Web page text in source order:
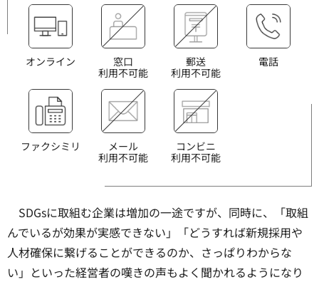
オンライン
窓口
利用不可能
郵送
利用不可能
電話
ファクシミリ
メール
利用不可能
コンビニ
利用不可能
SDGsに取組む企業は増加の一途ですが、同時に、「取組
んでいるが効果が実感できない」「どうすれば新規採用や
人材確保に繋げることができるのか、さっぱりわからな
い」といった経営者の嘆きの声もよく聞かれるようになり